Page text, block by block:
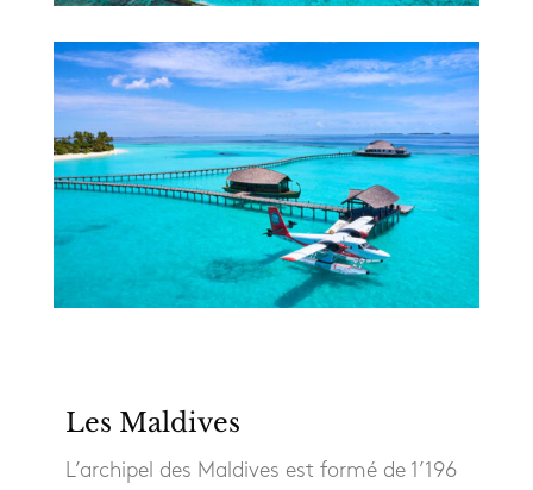
Les Maldives
L’archipel des Maldives est formé de 1’196